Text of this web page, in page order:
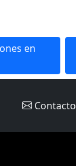
en
Contacto